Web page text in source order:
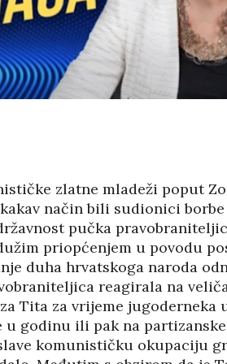
zlatne mladeži poput
način bili sudionici
pučka
priopćenjem u povodu
duha hrvatskoga naroda
reagirala na
Tita za vrijeme jugoderneka
u godinu ili pak na
komunističku okupaciju
IZLOŽBA MARGERITE
RAKIĆ
30/07/2026
HRVATSKA MEĐU
VODEĆIM ZEMLJAMA
TKO JE KANDIDAT ZA
PREDSJEDNIKA HOO?
29/07/2026
PETRINJA BOGATIJA
ZA OSAM
NOVOIZGRAĐENIH
STAMBENIH
SA 152…
2026
05/
04/